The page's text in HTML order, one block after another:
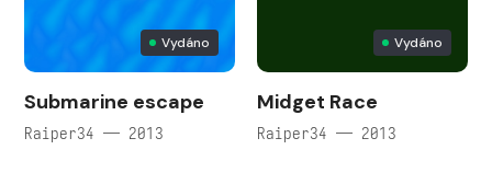
Vydáno
Submarine escape
Raiper34 — 2013
Vydáno
Midget Race
Raiper34 — 2013